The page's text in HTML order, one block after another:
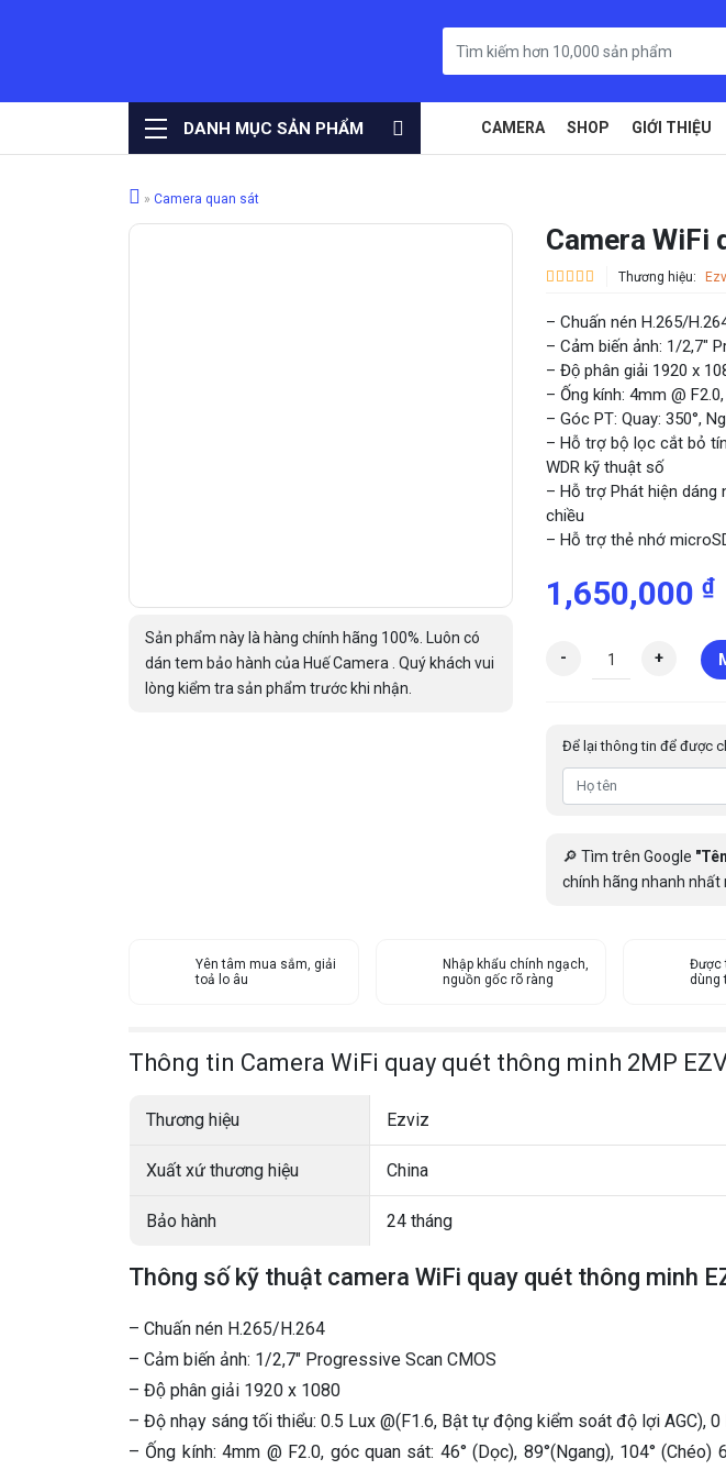
DANH MỤC SẢN PHẨM CAMERA SHOP GIỚI THIỆU
» Camera quan sát
Sản phẩm này là hàng chính hãng 100%. Luôn có
dán tem bảo hành của Huế Camera . Quý khách vui
lòng kiểm tra sản phẩm trước khi nhận.
Camera WiFi
Thương hiệu:
– Chuấn nén H.265/
– Cảm biến ảnh: 1/2,7″
– Độ phân giải 1920 x
– Ống kính: 4mm @
– Góc PT: Quay: 350°,
– Hỗ trợ bộ lọc cắt bỏ
WDR kỹ thuật số
– Hỗ trợ Phát hiện dáng
chiều
– Hỗ trợ thẻ nhớ
1,650,000 ₫
-
y
q
t
h
V
I
+
Để lại thông tin để được
🔎 Tìm trên Google
chính hãng nhanh nhất
Yên tâm mua sắm, giải
toả lo âu
Nhập khẩu chính ngạch,
nguồn gốc rõ ràng
Được
dùng
Thông tin Camera WiFi quay quét thông minh 2MP
Thương hiệu Ezviz
Xuất xứ thương hiệu China
Bảo hành 24 tháng
Thông số kỹ thuật camera WiFi quay quét thông minh
– Chuấn nén H.265/H.264
– Cảm biến ảnh: 1/2,7″ Progressive Scan CMOS
– Độ phân giải 1920 x 1080
– Độ nhạy sáng tối thiểu: 0.5 Lux @(F1.6, Bật tự động kiểm soát độ lợi AGC),
– Ống kính: 4mm @ F2.0, góc quan sát: 46° (Dọc), 89°(Ngang), 104° (Chéo)